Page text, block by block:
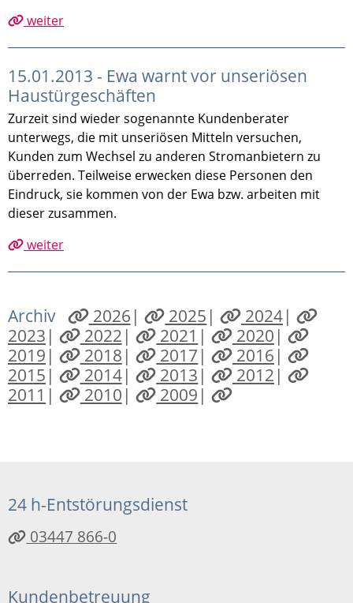
weiter
15.01.2013 - Ewa warnt vor unseriösen
Haustürgeschäften
Zurzeit sind wieder sogenannte Kundenberater
unterwegs, die mit unseriösen Mitteln versuchen,
Kunden zum Wechsel zu anderen Stromanbietern zu
überreden. Teilweise erwecken diese Personen den
Eindruck, sie kommen von der Ewa bzw. arbeiten mit
dieser zusammen.
weiter
Archiv 2026 | 2025 | 2024|
2023 | 2022 | 2021 | 2020 |
2019 | 2018 | 2017 | 2016 |
2015 | 2014| 2013 | 2012 |
2011 | 2010 | 2009 |
24 h-Entstörungsdienst
03447 866-0
Kundenbetreuung